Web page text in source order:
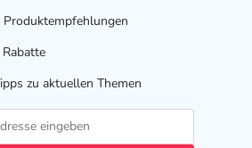
zu aktuellen Themen